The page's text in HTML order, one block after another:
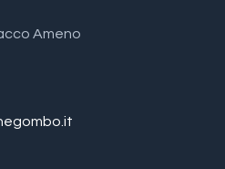
Ameno